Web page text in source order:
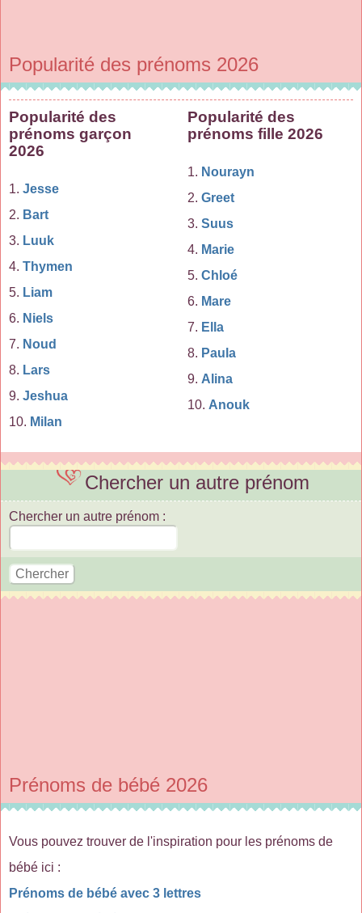
Popularité des prénoms 2026
Popularité des
prénoms garçon
2026
1. Jesse
2. Bart
3. Luuk
4. Thymen
5. Liam
6. Niels
7. Noud
8. Lars
9. Jeshua
10. Milan
Popularité des
prénoms fille 2026
1. Nourayn
2. Greet
3. Suus
4. Marie
5. Chloé
6. Mare
7. Ella
8. Paula
9. Alina
10. Anouk
Chercher un autre prénom
Chercher un autre prénom :
Prénoms de bébé 2026
Vous pouvez trouver de l'inspiration pour les prénoms de
bébé ici :
Prénoms de bébé avec 3 lettres